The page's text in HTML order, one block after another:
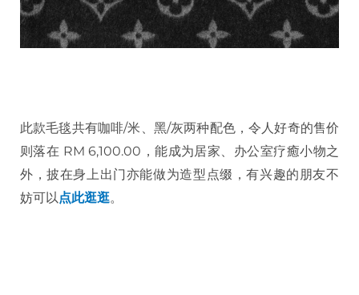
此款毛毯共有咖啡/米、黑/灰两种配色，令人好奇的售价
则落在 RM 6,100.00，能成为居家、办公室疗癒小物之
外，披在身上出门亦能做为造型点缀，有兴趣的朋友不
妨可以 点此逛逛。